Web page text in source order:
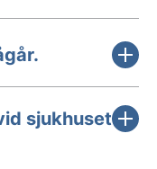
sjukhuset